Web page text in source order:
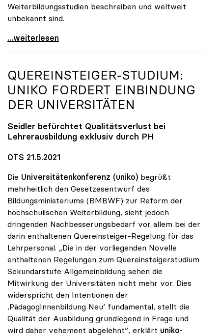
Weiterbildungsstudien beschreiben und weltweit
unbekannt sind.
UG-Novelle: Zur Reform von Weiterbildung und
...weiterlesen
QUEREINSTEIGER-STUDIUM:
UNIKO FORDERT EINBINDUNG
DER UNIVERSITÄTEN
Seidler befürchtet Qualitätsverlust bei
Lehrerausbildung exklusiv durch PH
OTS 21.5.2021
Die Universitätenkonferenz (uniko) begrüßt
mehrheitlich den Gesetzesentwurf des
Bildungsministeriums (BMBWF) zur Reform der
hochschulischen Weiterbildung, sieht jedoch
dringenden Nachbesserungsbedarf vor allem bei der
darin enthaltenen Quereinsteiger-Regelung für das
Lehrpersonal. „Die in der vorliegenden Novelle
enthaltenen Regelungen zum Quereinsteigerstudium
Sekundarstufe Allgemeinbildung sehen die
Mitwirkung der Universitäten nicht mehr vor. Dies
widerspricht den Intentionen der
,PädagogInnenbildung Neu‘ fundamental, stellt die
Qualität der Ausbildung grundlegend in Frage und
wird daher vehement abgelehnt“, erklärt uniko-